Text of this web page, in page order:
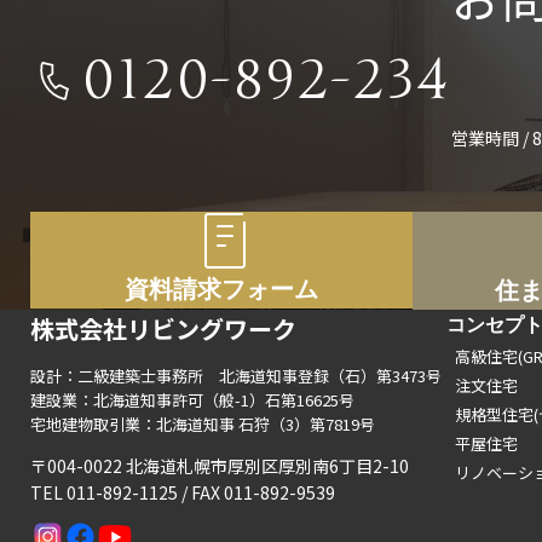
0120-892-234
営業時間 /
資料請求フォーム 住
コンセプト
高級住宅
注文住宅
規格型住宅
平屋住宅
リノベーシ
株式会社リビングワーク
設計：二級建築士事務所 北海道知事登録（石）第3473号
建設業：北海道知事許可（般-1）石第16625号
宅地建物取引業：北海道知事 石狩（3）第7819号
〒004-0022 北海道札幌市厚別区厚別南6丁目2-10
TEL 011-892-1125 / FAX 011-892-9539